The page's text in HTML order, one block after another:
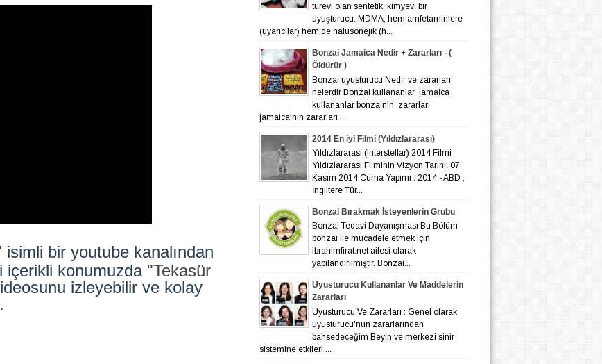
isimli bir youtube kanalından
içerikli konumuzda "Tekasür
izleyebilir ve kolay
türevi olan sentetik, kimyevi bir
uyuşturucu. MDMA, hem amfetaminlere
(uyarıcılar) hem de halüsonejik (h...
Bonzai Jamaica Nedir + Zararları - (
Öldürür )
Bonzai uyusturucu Nedir ve zararları
nelerdir Bonzai kullananlar jamaica
kullananlar bonzainin zararları
jamaica'nın zararları ...
2014 En iyi Filmi (Yıldızlararası)
Yıldızlararası (Interstellar) 2014 Filmi
Yıldızlararası Filminin Vizyon Tarihi: 07
Kasım 2014 Cuma Yapımı : 2014 - ABD ,
İngiltere Tür...
Bonzai Bırakmak İsteyenlerin Grubu
Bonzai Tedavi Dayanışması Bu Bölüm
bonzai ile mücadele etmek için
ibrahimfirat.net ailesi olarak
yapılandırılmıştır. Bonzai...
Uyusturucu Kullananlar Ve Maddelerin
Zararları
Uyusturucu Ve Zararları : Genel olarak
uyusturucu'nun zararlarından
bahsedeceğim Beyin ve merkezi sinir
sistemine etkileri ...